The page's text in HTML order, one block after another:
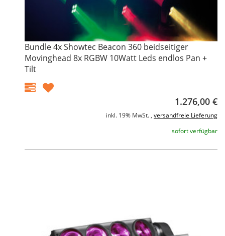
Bundle 4x Showtec Beacon 360 beidseitiger
Movinghead 8x RGBW 10Watt Leds endlos Pan +
Tilt
1.276,00 €
inkl. 19% MwSt. , versandfreie Lieferung
sofort verfügbar